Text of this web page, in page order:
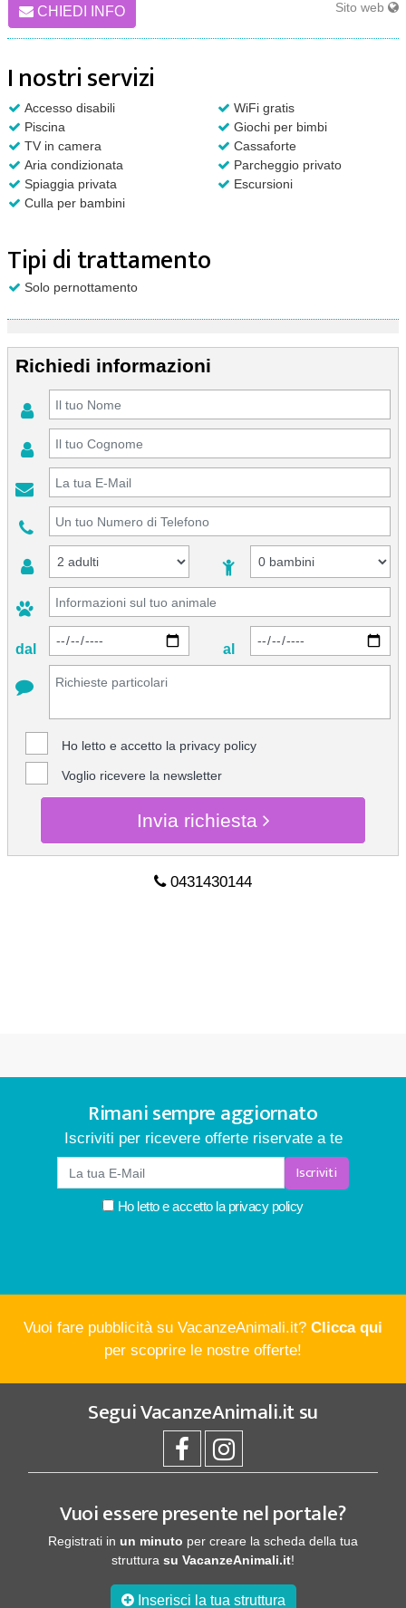
CHIEDI INFO Sito web
I nostri servizi
Accesso disabili
WiFi gratis
Piscina
Giochi per bimbi
TV in camera
Cassaforte
Aria condizionata
Parcheggio privato
Spiaggia privata
Escursioni
Culla per bambini
Tipi di trattamento
Solo pernottamento
Richiedi informazioni
dal al
Ho letto e accetto la privacy policy
Voglio ricevere la newsletter
Invia richiesta
0431430144
Rimani sempre aggiornato
Iscriviti per ricevere offerte riservate a te
Iscriviti
Ho letto e accetto la privacy policy
Vuoi fare pubblicità su VacanzeAnimali.it? Clicca qui
per scoprire le nostre offerte!
SeguiVacanzeAnimali.itsu
Vuoi essere presente nel portale?
Registrati in un minuto per creare la scheda della tua
struttura su VacanzeAnimali.it!
Inserisci la tua struttura